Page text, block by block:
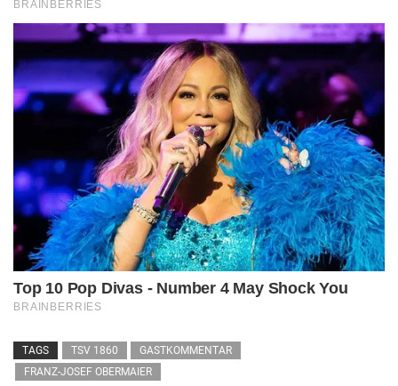
TAGS TSV 1860
GASTKOMMENTAR
FRANZ-JOSEF OBERMAIER